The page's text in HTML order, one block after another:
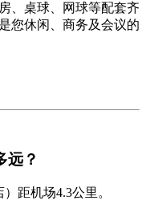
、桌球、网球等配套齐
您休闲、商务及会议的
远？
距机场4.3公里。